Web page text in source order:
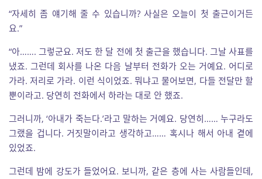
“자세히 좀 얘기해 줄 수 있습니까? 사실은 오늘이 첫 출근이거든
요.”
“아……. 그렇군요. 저도 한 달 전에 첫 출근을 했습니다. 그날 사표를
냈죠. 그런데 회사를 나온 다음 날부터 전화가 오는 거예요. 어디로
가라. 저리로 가라. 이런 식이었죠. 뭐냐고 물어보면, 다들 전달만 할
뿐이라고. 당연히 전화에서 하라는 대로 안 했죠.
그러니까, ‘아내가 죽는다.’라고 말하는 거예요. 당연히…… 누구라도
그랬을 겁니다. 거짓말이라고 생각하고…… 혹시나 해서 아내 곁에
있었죠.
그런데 밤에 강도가 들었어요. 보니까, 같은 층에 사는 사람들인데,